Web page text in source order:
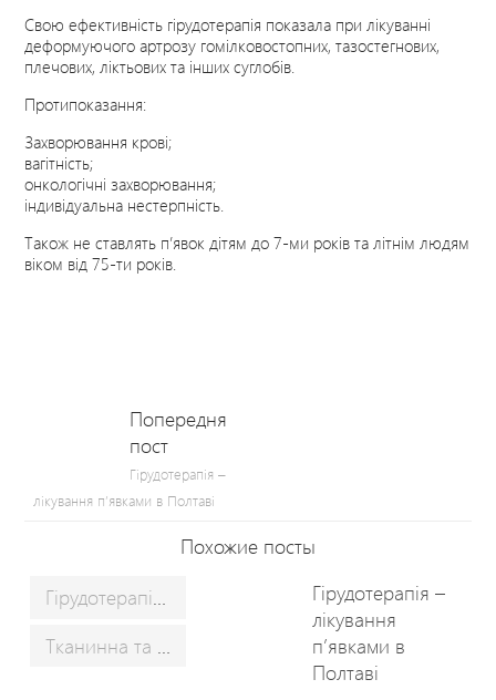
Свою ефективність гірудотерапія показала при лікуванні
деформуючого артрозу гомілковостопних, тазостегнових,
плечових, ліктьових та інших суглобів.
Протипоказання:
Захворювання крові;
вагітність;
онкологічні захворювання;
індивідуальна нестерпність.
Також не ставлять п’явок дітям до 7-ми років та літнім людям
віком від 75-ти років.
Попередня
пост
Гірудотерапія –
лікування п’явками в Полтаві
Похожие посты
Гірудотерапія – лікування п’явками в Полтаві
Гірудотерапія –
лікування
п’явками в
Полтаві